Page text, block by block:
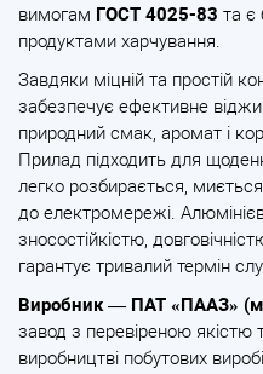
вимогам ГОСТ 4025-83 та є
продуктами харчування.
Завдяки міцній та простій
забезпечує ефективне
природний смак, аромат і
Прилад підходить для
легко розбирається,
до електромережі.
зносостійкістю,
гарантує тривалий термін
Виробник — ПАТ «ПААЗ»
завод з перевіреною якістю
виробництві побутових